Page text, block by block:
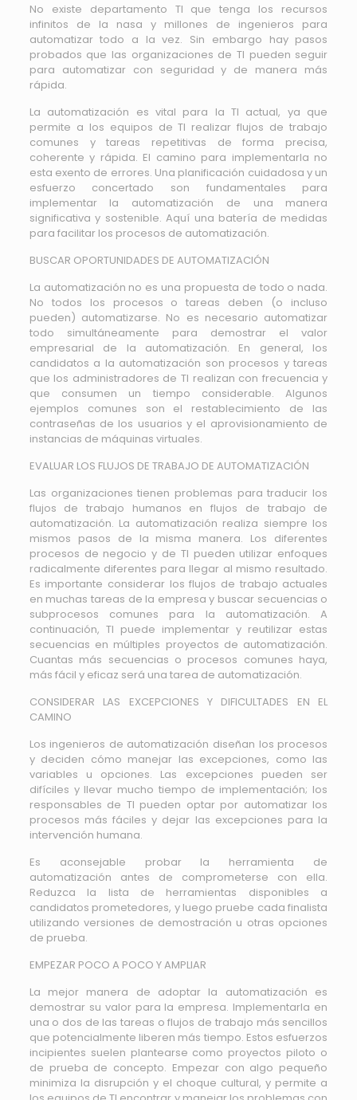
No existe departamento TI que tenga los recursos
infinitos de la nasa y millones de ingenieros para
automatizar todo a la vez. Sin embargo hay pasos
probados que las organizaciones de TI pueden seguir
para automatizar con seguridad y de manera más
rápida.
La automatización es vital para la TI actual, ya que
permite a los equipos de TI realizar flujos de trabajo
comunes y tareas repetitivas de forma precisa,
coherente y rápida. El camino para implementarla no
esta exento de errores. Una planificación cuidadosa y un
esfuerzo concertado son fundamentales para
implementar la automatización de una manera
significativa y sostenible. Aquí una batería de medidas
para facilitar los procesos de automatización.
BUSCAR OPORTUNIDADES DE AUTOMATIZACIÓN
La automatización no es una propuesta de todo o nada.
No todos los procesos o tareas deben (o incluso
pueden) automatizarse. No es necesario automatizar
todo simultáneamente para demostrar el valor
empresarial de la automatización. En general, los
candidatos a la automatización son procesos y tareas
que los administradores de TI realizan con frecuencia y
que consumen un tiempo considerable. Algunos
ejemplos comunes son el restablecimiento de las
contraseñas de los usuarios y el aprovisionamiento de
instancias de máquinas virtuales.
EVALUAR LOS FLUJOS DE TRABAJO DE AUTOMATIZACIÓN
Las organizaciones tienen problemas para traducir los
flujos de trabajo humanos en flujos de trabajo de
automatización. La automatización realiza siempre los
mismos pasos de la misma manera. Los diferentes
procesos de negocio y de TI pueden utilizar enfoques
radicalmente diferentes para llegar al mismo resultado.
Es importante considerar los flujos de trabajo actuales
en muchas tareas de la empresa y buscar secuencias o
subprocesos comunes para la automatización. A
continuación, TI puede implementar y reutilizar estas
secuencias en múltiples proyectos de automatización.
Cuantas más secuencias o procesos comunes haya,
más fácil y eficaz será una tarea de automatización.
CONSIDERAR LAS EXCEPCIONES Y DIFICULTADES EN EL
CAMINO
Los ingenieros de automatización diseñan los procesos
y deciden cómo manejar las excepciones, como las
variables u opciones. Las excepciones pueden ser
difíciles y llevar mucho tiempo de implementación; los
responsables de TI pueden optar por automatizar los
procesos más fáciles y dejar las excepciones para la
intervención humana.
Es aconsejable probar la herramienta de
automatización antes de comprometerse con ella.
Reduzca la lista de herramientas disponibles a
candidatos prometedores, y luego pruebe cada finalista
utilizando versiones de demostración u otras opciones
de prueba.
EMPEZAR POCO A POCO Y AMPLIAR
La mejor manera de adoptar la automatización es
demostrar su valor para la empresa. Implementarla en
una o dos de las tareas o flujos de trabajo más sencillos
que potencialmente liberen más tiempo. Estos esfuerzos
incipientes suelen plantearse como proyectos piloto o
de prueba de concepto. Empezar con algo pequeño
minimiza la disrupción y el choque cultural, y permite a